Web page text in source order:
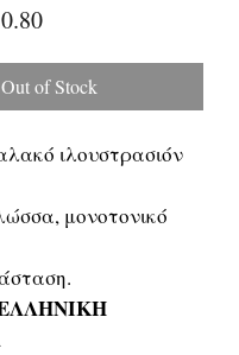
Sale
Out of Stock
ιλουστρασιόν
μονοτονικό